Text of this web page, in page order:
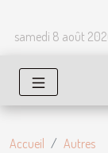
samedi 8 août
Accueil
Autres